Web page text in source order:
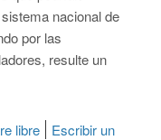
nacional de
por las
resulte un
para mejorar
libre
Escribir un